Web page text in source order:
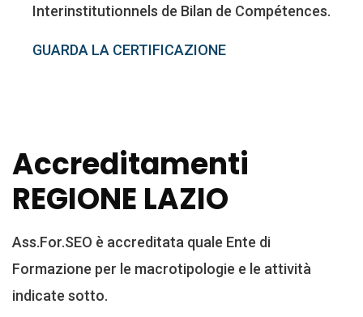
Interinstitutionnels de Bilan de Compétences.
GUARDA LA CERTIFICAZIONE
Accreditamenti
REGIONE LAZIO
Ass.For.SEO è accreditata quale Ente di
Formazione per le macrotipologie e le attività
indicate sotto.